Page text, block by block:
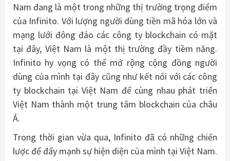
Nam đang là một trong những thị trường trọng điểm
của Infinito. Với lượng người dùng tiền mã hóa lớn và
mạng lưới đông đảo các công ty blockchain có mặt
tại đây, Việt Nam là một thị trường đầy tiềm năng.
Infinito hy vọng có thể mở rộng cộng đồng người
dùng của mình tại đây cũng như kết nối với các công
ty blockchain tại Việt Nam để cùng nhau phát triển
Việt Nam thành một trung tâm blockchain của châu
Á.
Trong thời gian vừa qua, Infinito đã có những chiến
lược để đẩy mạnh sự hiện diện của mình tại Việt Nam.